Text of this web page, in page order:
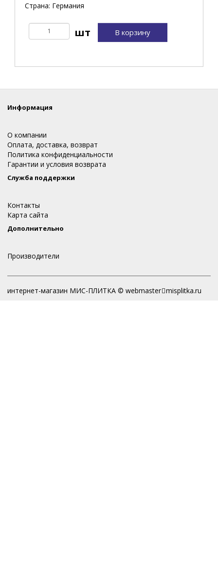
Страна: Германия
В корзину
Информация
О компании
Оплата, доставка, возврат
Политика конфиденциальности
Гарантии и условия возврата
Служба поддержки
Контакты
Карта сайта
Дополнительно
Производители
интернет-магазин МИС-ПЛИТКА © webmaster misplitka.ru